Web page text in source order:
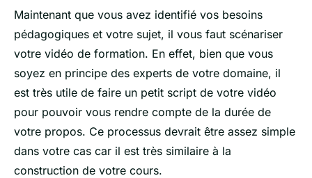
Maintenant que vous avez identifié vos besoins
pédagogiques et votre sujet, il vous faut scénariser
votre vidéo de formation. En effet, bien que vous
soyez en principe des experts de votre domaine, il
est très utile de faire un petit script de votre vidéo
pour pouvoir vous rendre compte de la durée de
votre propos. Ce processus devrait être assez simple
dans votre cas car il est très similaire à la
construction de votre cours.